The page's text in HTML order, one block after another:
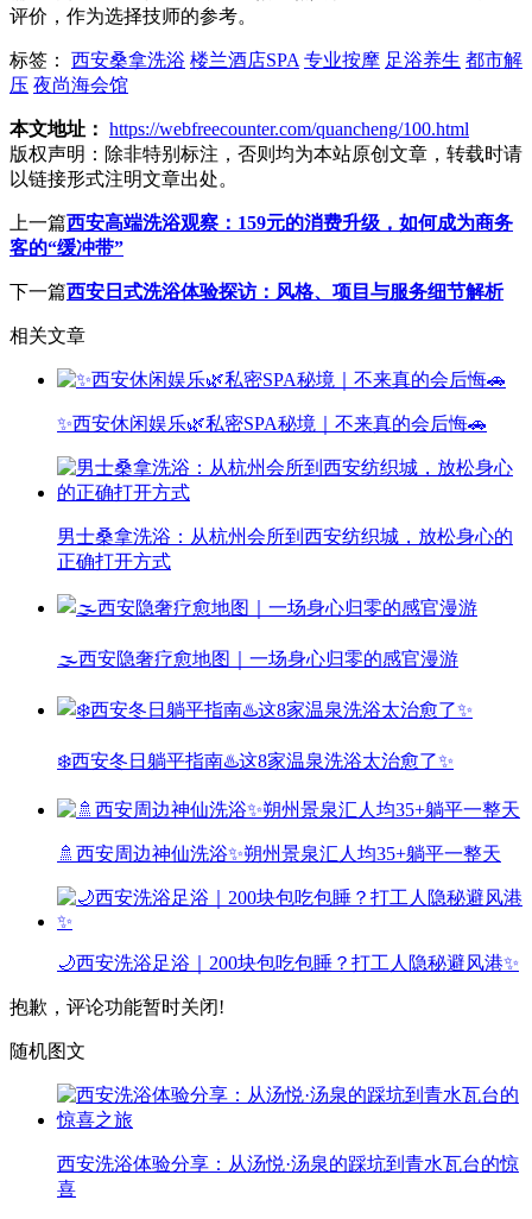
评价，作为选择技师的参考。
标签： 西安桑拿洗浴 楼兰酒店SPA 专业按摩 足浴养生 都市解
压 夜尚海会馆
本文地址： https://webfreecounter.com/quancheng/100.html
版权声明： 除非特别标注，否则均为本站原创文章，转载时请
以链接形式注明文章出处。
上一篇西安高端洗浴观察：159元的消费升级，如何成为商务
客的“缓冲带”
下一篇西安日式洗浴体验探访：风格、项目与服务细节解析
相关文章
✨西安休闲娱乐🌿私密SPA秘境｜不来真的会后悔🚗
男士桑拿洗浴：从杭州会所到西安纺织城，放松身心的
正确打开方式
🌫️西安隐奢疗愈地图｜一场身心归零的感官漫游
❄️西安冬日躺平指南♨️这8家温泉洗浴太治愈了✨
🚿西安周边神仙洗浴✨朔州景泉汇人均35+躺平一整天
🌙西安洗浴足浴｜200块包吃包睡？打工人隐秘避风港✨
抱歉，评论功能暂时关闭!
随机图文
西安洗浴体验分享：从汤悦·汤泉的踩坑到青水瓦台的惊
喜